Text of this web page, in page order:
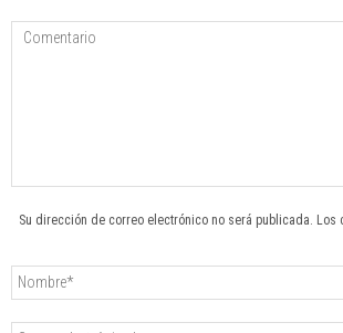
Su dirección de correo electrónico no será publicada. Los